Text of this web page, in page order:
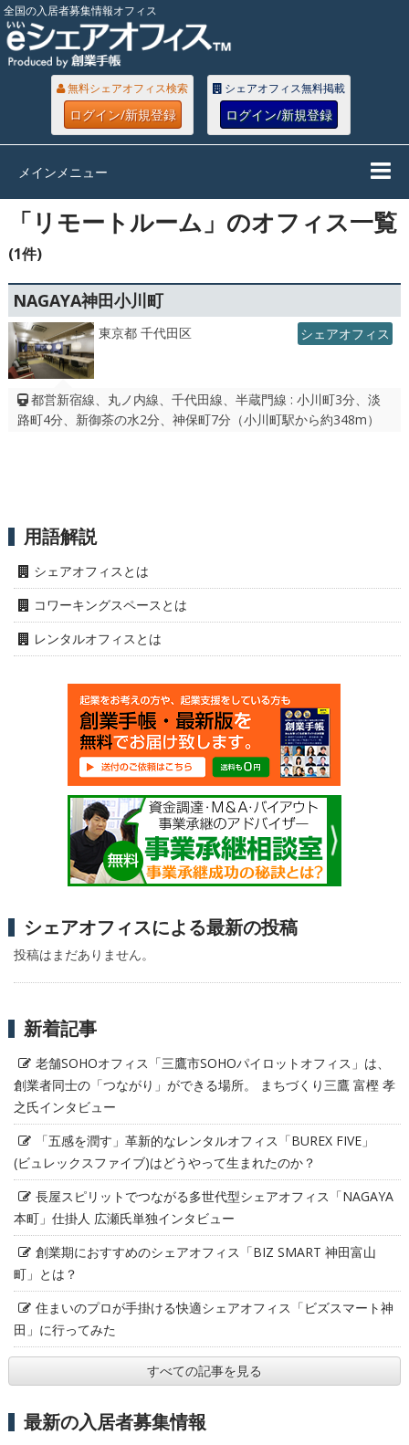
全国の入居者募集情報オフィス
無料シェアオフィス検索
ログイン/新規登録
シェアオフィス無料掲載
ログイン/新規登録
メインメニュー
「リモートルーム」のオフィス一覧
(1件)
NAGAYA神田小川町
東京都 千代田区 シェアオフィス
都営新宿線、丸ノ内線、千代田線、半蔵門線 : 小川町3分、淡
路町4分、新御茶の水2分、神保町7分（小川町駅から約348m）
用語解説
シェアオフィスとは
コワーキングスペースとは
レンタルオフィスとは
シェアオフィスによる最新の投稿
投稿はまだありません。
新着記事
老舗SOHOオフィス「三鷹市SOHOパイロットオフィス」は、
創業者同士の「つながり」ができる場所。 まちづくり三鷹 富樫 孝
之氏インタビュー
「五感を潤す」革新的なレンタルオフィス「BUREX FIVE」
(ビュレックスファイブ)はどうやって生まれたのか？
長屋スピリットでつながる多世代型シェアオフィス「NAGAYA
本町」仕掛人 広瀬氏単独インタビュー
創業期におすすめのシェアオフィス「BIZ SMART 神田富山
町」とは？
住まいのプロが手掛ける快適シェアオフィス「ビズスマート神
田」に行ってみた
すべての記事を見る
最新の入居者募集情報